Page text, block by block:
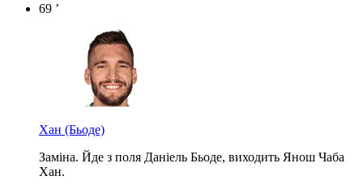
69 ’
Хан (Бьоде)
Заміна. Йде з поля Даніель Бьоде, виходить Янош Чаба
Хан.